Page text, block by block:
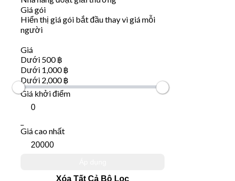
Giá gói
Hiển thị giá gói bắt đầu thay vì giá mỗi
người
Giá
Dưới 500 ฿
Dưới 1,000 ฿
Dưới 2,000 ฿
Giá khởi điểm
Giá cao nhất
Xóa Tất Cả Bộ Lọc